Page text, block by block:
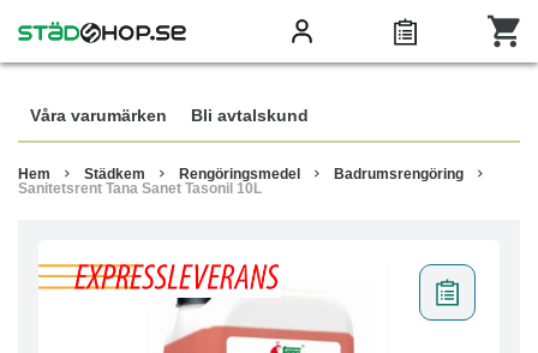
Våra varumärken Bli avtalskund
Hem Städkem Rengöringsmedel
Badrumsrengöring
Sanitetsrent Tana Sanet Tasonil 10L